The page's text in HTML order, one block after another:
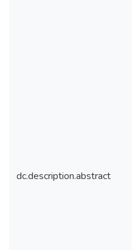
dc.description.abstract